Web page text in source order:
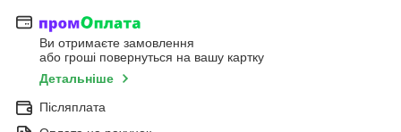
Ви отримаєте замовлення
або гроші повернуться на вашу картку
Детальніше
Післяплата